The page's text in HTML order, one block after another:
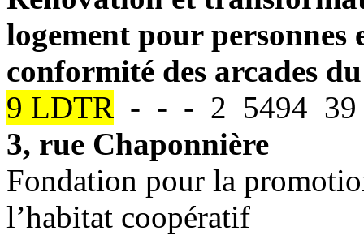
logement pour
conformité des arcades
9 LDTR - - - 2 5494 39
3, rue Chaponnière
Fondation pour la
l’habitat coopératif